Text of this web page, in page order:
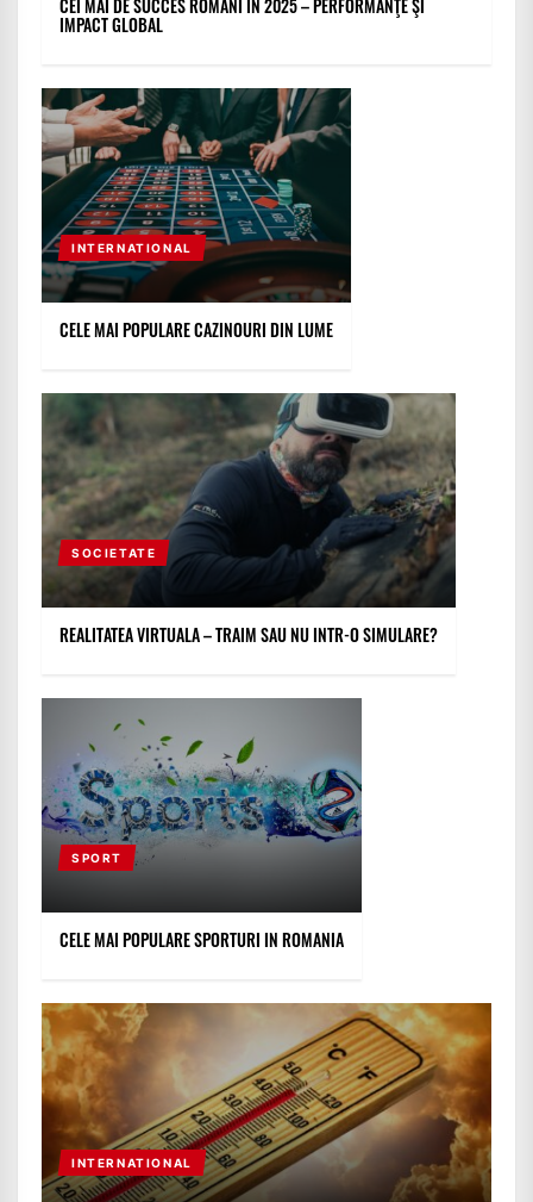
IMPACT GLOBAL
INTERNATIONAL
CELE MAI POPULARE CAZINOURI DIN LUME
SOCIETATE
REALITATEA VIRTUALA – TRAIM SAU NU INTR-O SIMULARE?
SPORT
CELE MAI POPULARE SPORTURI IN ROMANIA
INTERNATIONAL